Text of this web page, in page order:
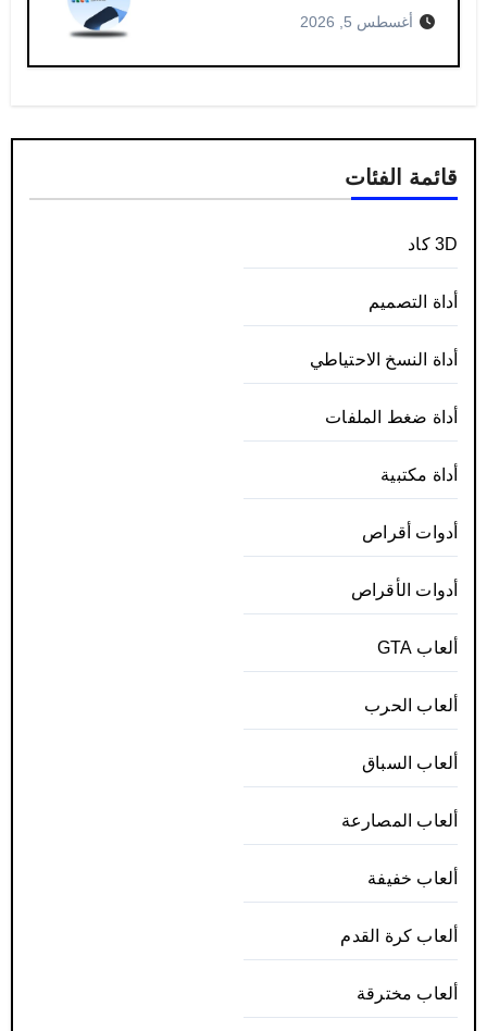
أغسطس 5, 2026
قائمة الفئات
3D كاد
أداة التصميم
أداة النسخ الاحتياطي
أداة ضغط الملفات
أداة مكتبية
أدوات أقراص
أدوات الأقراص
ألعاب GTA
ألعاب الحرب
ألعاب السباق
ألعاب المصارعة
ألعاب خفيفة
ألعاب كرة القدم
ألعاب مخترقة